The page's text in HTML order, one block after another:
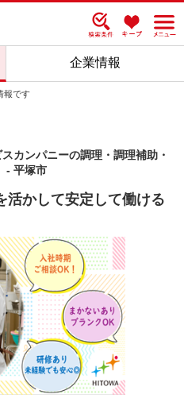
企業情報
報です
カンパニーの調理・調理補助・
- 平塚市
活かして安定して働ける